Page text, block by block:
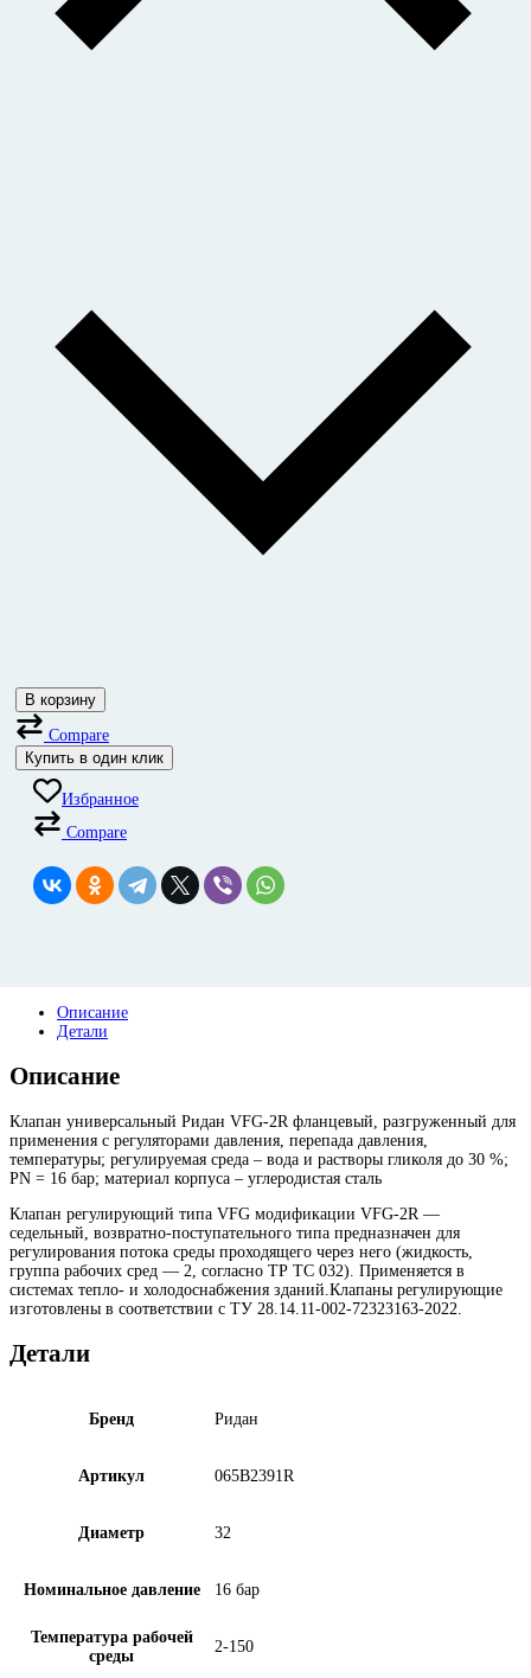
В корзину
Compare
Купить в один клик
Избранное
Compare
Описание
Детали
Описание
Клапан универсальный Ридан VFG-2R фланцевый, разгруженный для
применения с регуляторами давления, перепада давления,
температуры; регулируемая среда – вода и растворы гликоля до 30 %;
PN = 16 бар; материал корпуса – углеродистая сталь
Клапан регулирующий типа VFG модификации VFG-2R —
седельный, возвратно-поступательного типа предназначен для
регулирования потока среды проходящего через него (жидкость,
группа рабочих сред — 2, согласно ТР ТС 032). Применяется в
системах тепло- и холодоснабжения зданий.Клапаны регулирующие
изготовлены в соответствии с ТУ 28.14.11-002-72323163-2022.
Детали
Бренд Ридан
Артикул 065B2391R
Диаметр 32
Номинальное давление 16 бар
Температура рабочей
среды
2-150